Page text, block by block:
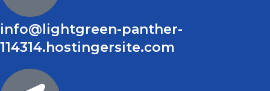
info@lightgreen-panther-
114314.hostingersite.com